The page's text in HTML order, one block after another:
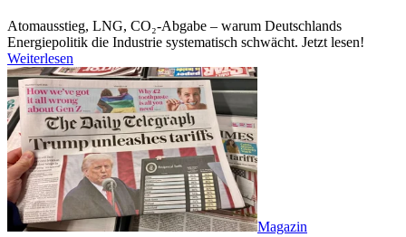
Atomausstieg, LNG, CO₂-Abgabe – warum Deutschlands
Energiepolitik die Industrie systematisch schwächt. Jetzt lesen!
Weiterlesen
Magazin